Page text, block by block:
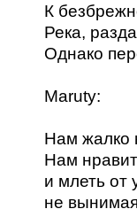
К
Река,
Однако
Maruty:
Нам жалко
Нам
и млеть от
не